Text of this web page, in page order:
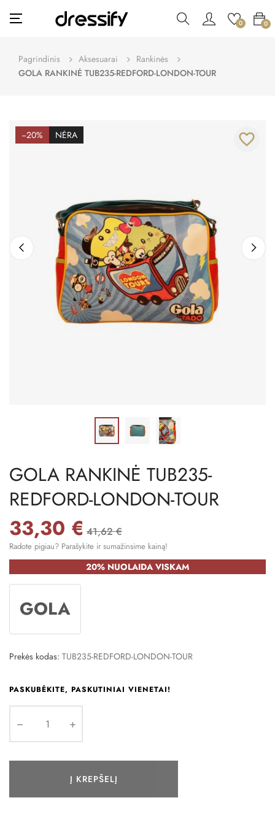
Toggle
navigation
☰ 0 0
Pagrindinis Aksesuarai
Rankinės
GOLA RANKINĖ TUB235-REDFORD-LONDON-TOUR
−20% NĖRA favorite_border
GOLA RANKINĖ TUB235-
REDFORD-LONDON-TOUR
33,30 € 41,62 €
Radote pigiau? Parašykite ir sumažinsime kainą!
20% NUOLAIDA VISKAM
GOLA
Prekės kodas: TUB235-REDFORD-LONDON-TOUR
PASKUBĖKITE, PASKUTINIAI VIENETAI!
Į KREPŠELĮ